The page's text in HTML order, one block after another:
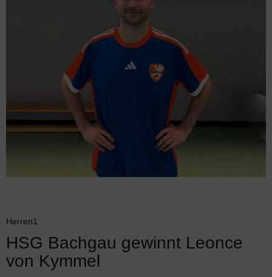
Herren1
HSG Bachgau gewinnt Leonce
von Kymmel